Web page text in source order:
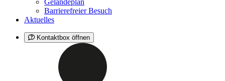
Geländeplan
Barrierefreier Besuch
Aktuelles
Kontaktbox öffnen